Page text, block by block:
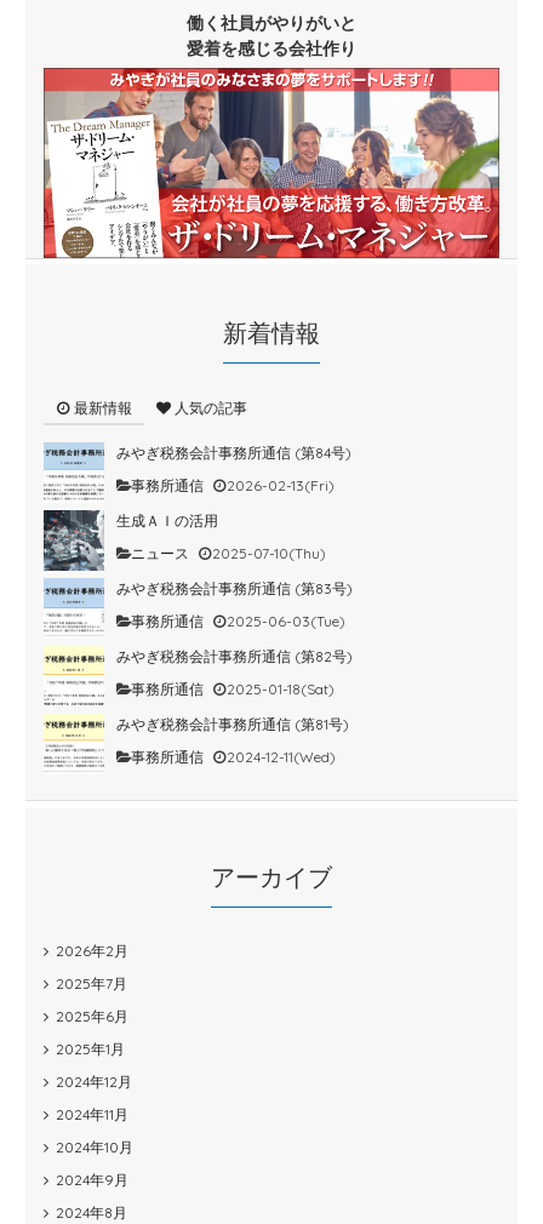
働く社員がやりがいと
愛着を感じる会社作り
新着情報
最新情報 人気の記事
みやぎ税務会計事務所通信 (第84号)
事務所通信
2026-02-13(Fri)
生成ＡＩの活用
ニュース
2025-07-10(Thu)
みやぎ税務会計事務所通信 (第83号)
事務所通信
2025-06-03(Tue)
みやぎ税務会計事務所通信 (第82号)
事務所通信
2025-01-18(Sat)
みやぎ税務会計事務所通信 (第81号)
事務所通信
2024-12-11(Wed)
アーカイブ
2026年2月
2025年7月
2025年6月
2025年1月
2024年12月
2024年11月
2024年10月
2024年9月
2024年8月